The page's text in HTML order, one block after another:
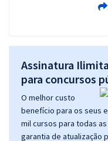
Assinatura
para concursos
O melhor custo
benefício para os seus
mil cursos para todas
garantia de atualização